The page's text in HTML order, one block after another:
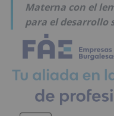
Materna con el
para el desarrollo